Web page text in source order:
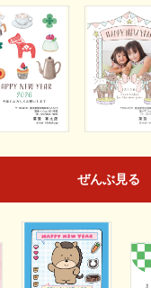
ぜんぶ見る